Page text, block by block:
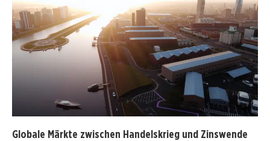
Globale Märkte zwischen Handelskrieg und Zinswende